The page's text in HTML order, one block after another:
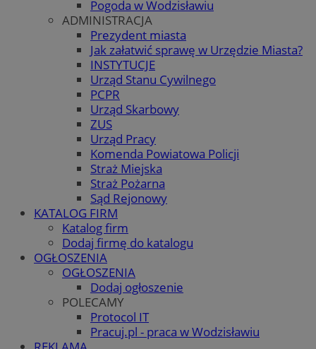
Pogoda w Wodzisławiu
ADMINISTRACJA
Prezydent miasta
Jak załatwić sprawę w Urzędzie Miasta?
INSTYTUCJE
Urząd Stanu Cywilnego
PCPR
Urząd Skarbowy
ZUS
Urząd Pracy
Komenda Powiatowa Policji
Straż Miejska
Straż Pożarna
Sąd Rejonowy
KATALOG FIRM
Katalog firm
Dodaj firmę do katalogu
OGŁOSZENIA
OGŁOSZENIA
Dodaj ogłoszenie
POLECAMY
Protocol IT
Pracuj.pl - praca w Wodzisławiu